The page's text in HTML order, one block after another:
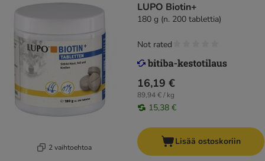
2 vaihtoehtoa
LUPO Biotin+
180 g (n. 200 tablettia)
16,19 €
89,94 € / kg
15,38 €
Not rated
Lisää ostoskoriin